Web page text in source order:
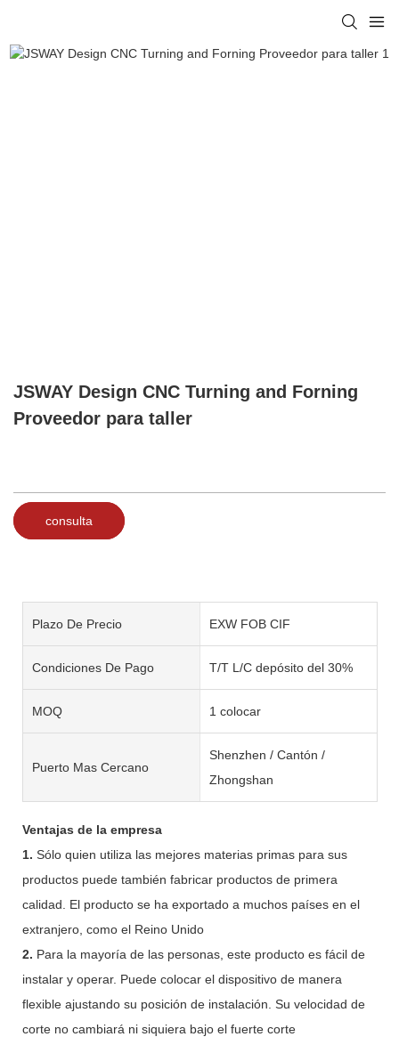
JSWAY Design CNC Turning and Forning
Proveedor para taller
consulta
Plazo De Precio EXW FOB CIF
Condiciones De Pago T/T L/C depósito del 30%
MOQ 1 colocar
Puerto Mas Cercano
Shenzhen / Cantón /
Zhongshan
Ventajas de la empresa
1. Sólo quien utiliza las mejores materias primas para sus
productos puede también fabricar productos de primera
calidad. El producto se ha exportado a muchos países en el
extranjero, como el Reino Unido
2. Para la mayoría de las personas, este producto es fácil de
instalar y operar. Puede colocar el dispositivo de manera
flexible ajustando su posición de instalación. Su velocidad de
corte no cambiará ni siquiera bajo el fuerte corte